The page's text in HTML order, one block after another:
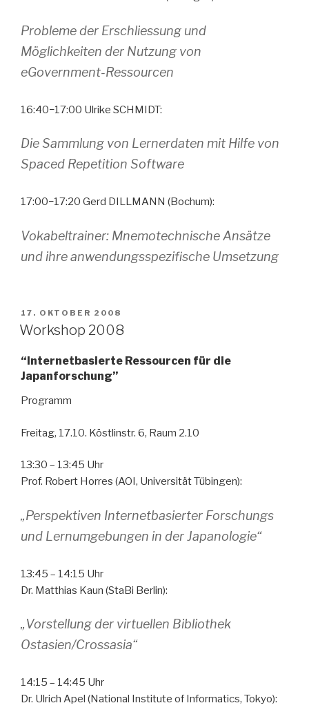
Probleme der Erschliessung und
Möglichkeiten der Nutzung von
eGovernment-Ressourcen
16:40−17:00 Ulrike SCHMIDT:
Die Sammlung von Lernerdaten mit Hilfe von
Spaced Repetition Software
17:00−17:20 Gerd DILLMANN (Bochum):
Vokabeltrainer: Mnemotechnische Ansätze
und ihre anwendungsspezifische Umsetzung
VERÖFFENTLICHT
AM
17. OKTOBER 2008
Workshop 2008
“Internetbasierte Ressourcen für die
Japanforschung”
Programm
Freitag, 17.10. Köstlinstr. 6, Raum 2.10
13:30 – 13:45 Uhr
Prof. Robert Horres (AOI, Universität Tübingen):
„Perspektiven Internetbasierter Forschungs
und Lernumgebungen in der Japanologie“
13:45 – 14:15 Uhr
Dr. Matthias Kaun (StaBi Berlin):
„Vorstellung der virtuellen Bibliothek
Ostasien/Crossasia“
14:15 – 14:45 Uhr
Dr. Ulrich Apel (National Institute of Informatics, Tokyo):